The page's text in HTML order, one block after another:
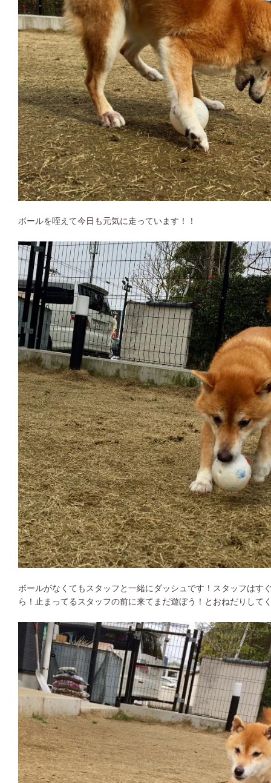
ボールを咥えて今日も元気に走っています！！
ボールがなくてもスタッフと一緒にダッシュです！スタッフはす
ら！止まってるスタッフの前に来てまだ遊ぼう！とおねだりして